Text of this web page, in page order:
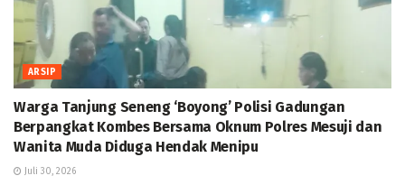
ARSIP
Warga Tanjung Seneng ‘Boyong’ Polisi Gadungan
Berpangkat Kombes Bersama Oknum Polres Mesuji dan
Wanita Muda Diduga Hendak Menipu
Juli 30, 2026